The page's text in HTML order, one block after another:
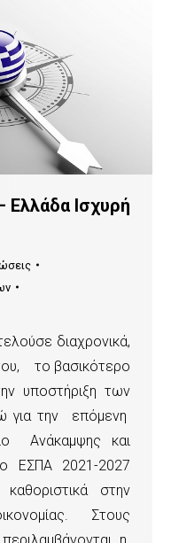
Ισχυρή
διαχρονικά,
το βασικότερο
υποστήριξη των
για την επόμενη
Ανάκαμψης και
ΕΣΠΑ 2021-2027
στην
Στους